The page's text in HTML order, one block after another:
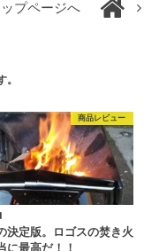
ップページへ
商品レビュー
決定版。ロゴスの焚き火